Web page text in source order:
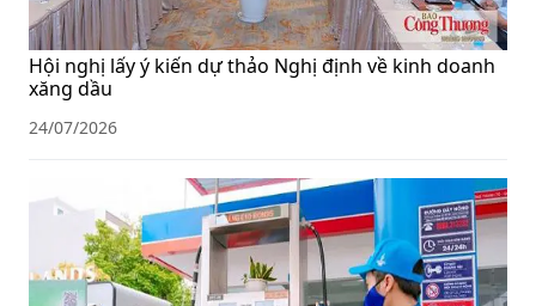
Hội nghị lấy ý kiến dự thảo Nghị định về kinh doanh
xăng dầu
24/07/2026